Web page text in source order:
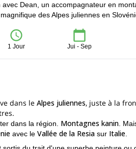
Dean, un accompagnateur en
des Alpes juliennes en
1 Jour Jui - Sep
dans le Alpes juliennes, juste à la
dans la région. Montagnes kanin .
avec le Vallée de la Resia sur Italie